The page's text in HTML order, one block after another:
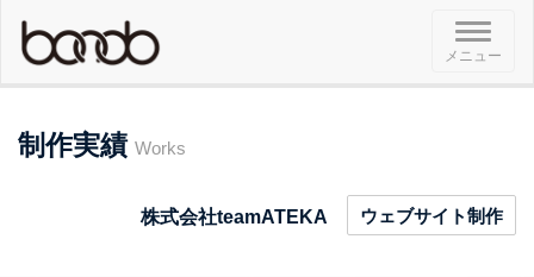
メ
ニ
ュ
メニュー
制作実績 Works
株式会社teamATEKA ウェブサイト制作